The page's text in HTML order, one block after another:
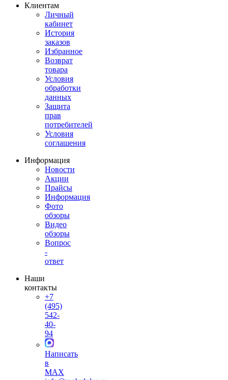
Клиентам
Личный
кабинет
История
заказов
Избранное
Возврат
товара
Условия
обработки
данных
Защита
прав
потребителей
Условия
соглашения
Информация
Новости
Акции
Прайсы
Информация
Фото
обзоры
Видео
обзоры
Вопрос
-
ответ
Наши
контакты
+7
(495)
542-
40-
94
Написать
в
MAX